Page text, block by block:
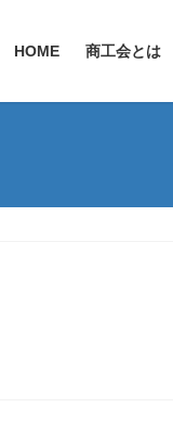
HOME 商工会とは